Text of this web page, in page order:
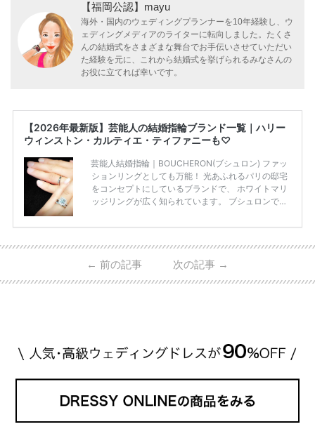
【福岡公認】mayu
海外・国内のウェディングプランナーを10年経験し、ウ
ェディングメディアのライターに転向しました。たくさ
んの結婚式をさまざまな舞台でお手伝いさせていただい
た経験を元に、これから結婚式を挙げられるみなさんの
お役に立てれば幸いです。
【2026年最新版】芸能人の結婚指輪ブランド一覧｜ハリー
ウィンストン・カルティエ・ティファニーも♡
芸能人結婚指輪｜BOUCHERON(ブシュロン) ファッ
ションリングとしても万能！ 光あふれるパリの邸宅
をコンセプトにしているブランドで、 ホワイトマリ
ッジリングが広く知られています。 ブシュロンで特
ング」は、 小栗さんと山田さんが結婚指輪に選ばれ
なので、 とても人気となっているのです。 その相場
は、10～30万円ほどとなっています。 小栗旬さん・
← 前の記事 次の記事 →